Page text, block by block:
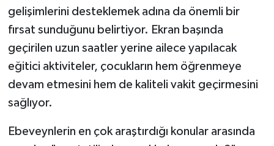
gelişimlerini desteklemek adına da önemli bir
fırsat sunduğunu belirtiyor. Ekran başında
geçirilen uzun saatler yerine ailece yapılacak
eğitici aktiviteler, çocukların hem öğrenmeye
devam etmesini hem de kaliteli vakit geçirmesini
sağlıyor.
Ebeveynlerin en çok araştırdığı konular arasında